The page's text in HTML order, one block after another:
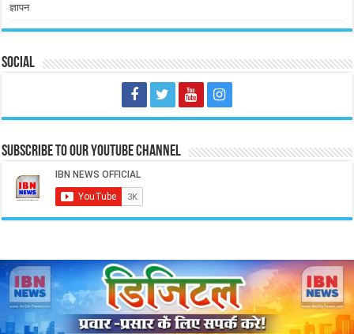
ज्ञापन
Social
Subscribe to our Youtube Channel